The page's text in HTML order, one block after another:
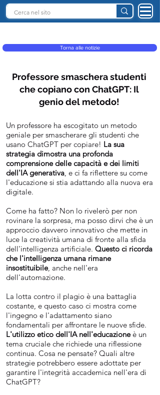
Torna alle notizie
Professore smaschera studenti
che copiano con ChatGPT: Il
genio del metodo!
Un professore ha escogitato un metodo
geniale per smascherare gli studenti che
usano ChatGPT per copiare! La sua
strategia dimostra una profonda
comprensione delle capacità e dei limiti
dell'IA generativa, e ci fa riflettere su come
l'educazione si stia adattando alla nuova era
digitale.
Come ha fatto? Non lo rivelerò per non
rovinare la sorpresa, ma posso dirvi che è un
approccio davvero innovativo che mette in
luce la creatività umana di fronte alla sfida
dell'intelligenza artificiale. Questo ci ricorda
che l'intelligenza umana rimane
insostituibile, anche nell'era
dell'automazione.
La lotta contro il plagio è una battaglia
costante, e questo caso ci mostra come
l'ingegno e l'adattamento siano
fondamentali per affrontare le nuove sfide.
L'utilizzo etico dell'IA nell'educazioneè un
tema cruciale che richiede una riflessione
continua. Cosa ne pensate? Quali altre
strategie potrebbero essere adottate per
garantire l'integrità accademica nell'era di
ChatGPT?